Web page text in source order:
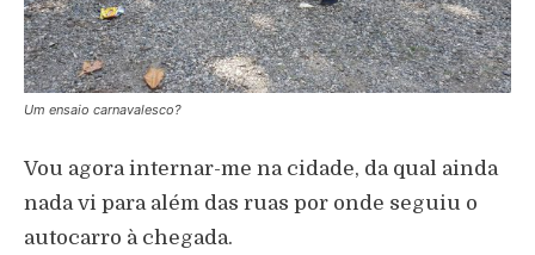
Um ensaio carnavalesco?
Vou agora internar-me na cidade, da qual ainda
nada vi para além das ruas por onde seguiu o
autocarro à chegada.